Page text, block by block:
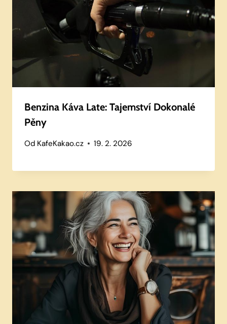
Benzina Káva Late: Tajemství Dokonalé
Pěny
Od KafeKakao.cz 19. 2. 2026